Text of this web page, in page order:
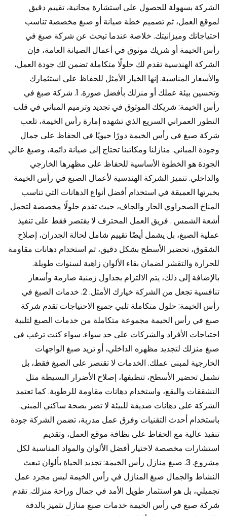
الشركة بسهولة للحصول على استشارة مجانية، تقييم دقيق
لموقع العمل، ثم تصميم خطة صيانة أو صبغ مخصصة تناسب
احتياجاتك وميزانيتك. خلاصة عندما تبحث عن شركة صبغ في
رأس الخيمة أو شريك موثوق في أعمال الصيانة العامة، فإن
الشركة الهندسية تقدم لك حلولًا متكاملة تضمن لك جودة العمل،
والأسعار المناسبة. إنها الخيار الأمثل للحفاظ على استثمارك
وتحسين بيئة عملك أو منزلك بأفضل صورة. 1. شركة صبغ في
رأس الخيمة: شريكك الموثوق في تجديد وترميم المباني في قلب
التطور العمراني السريع الذي تشهده إمارة رأس الخيمة، تلعب
شركة صبغ في رأس الخيمة دورًا حيويًا في الحفاظ على جمال
وجودة المباني. منازلنا ومكاتبنا تحتاج إلى صيانة دائمة، وصبغ عالي
الجودة هو الخطوة الأساسية للحفاظ على مظهرها الخارجي
والداخلي. تتميز الشركة الهندسية لأعمال الصبغ في رأس الخيمة
بخبرتها العميقة في استخدام أفضل أنواع الدهانات التي تناسب
المناخ الصحراوي الحار والجاف، حيث تقدم حلولًا مخصصة لتحمل
أشعة الشمس . فريق العمل المحترف لا يقتصر فقط على تنفيذ
عملية الصبغ، بل يشمل أيضًا تقييم شامل لحالة الجدران، إصلاح
الشقوق، تحضير الأسطح بشكل دقيق، ثم استخدام دهانات مقاومة
للحرارة والتقشر لضمان بقاء الألوان زاهية لسنوات طويلة.
بالإضافة إلى ذلك، يتم الالتزام بجداول زمنية صارمة وأسعار
تنافسية تجعل من الشركة خيارك الأمثل. 2. خدمات الصبغ في
رأس الخيمة: حلول متكاملة تلبي جميع الاحتياجات تقدم شركة
صبغ في رأس الخيمة مجموعة متكاملة من خدمات الصبغ لتلبية
احتياجات الأفراد والشركات على حد سواء. سواء كنت ترغب في
صبغ منزلك لتجديد مظهره الداخلي، أو تريد صبغ الواجهات
الخارجية لمبنى عملك. الخدمات لا تقتصر على الصبغ فقط، بل
تشمل تحضير الأسطح، تنظيفها، إصلاح الأضرار البسيطة مثل
التشققات والبقع، واستخدام دهانات مقاومة للرطوبة. كما تعتمد
الشركة على دهانات صديقة للبيئة لا تضر بصحة ساكني المبنى.
باستخدام أحدث التقنيات وفرق عمل مدربة، تضمن الشركة جودة
تنفيذ عالية مع الحفاظ على نظافة موقع العمل، وتقديم
استشارات مخصصة لاختيار أفضل الألوان والمواد المناسبة لكل
مشروع. 3. صبغ منازل رأس الخيمة: تجديد الحياة بألوان تبعث
النشاط والجمال صبغ المنازل في رأس الخيمة ليس مجرد عمل
تجميلي، بل هو استثمار طويل الأمد في جمال وراحة منزلك. تقدم
شركة صبغ في رأس الخيمة خدمات صبغ منازل تتميز بالدقة